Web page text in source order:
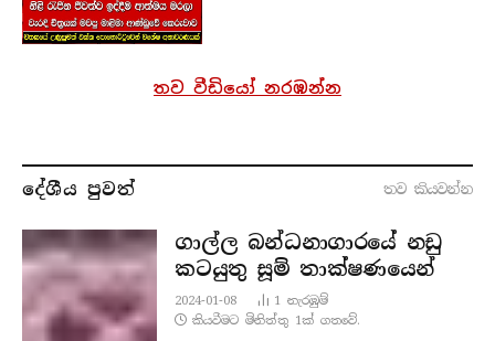
තව වීඩියෝ නරඹන්න
දේශීය පුව​ත් තව කියවන්​න
ගාල්ල බන්ධනාගාරයේ නඩු
කටයුතු සූම් තාක්ෂණයෙන්
2024-01-08 1නැරඹු​ම්
කියවීමට මිනිත්තු 1ක් ගතවේ.